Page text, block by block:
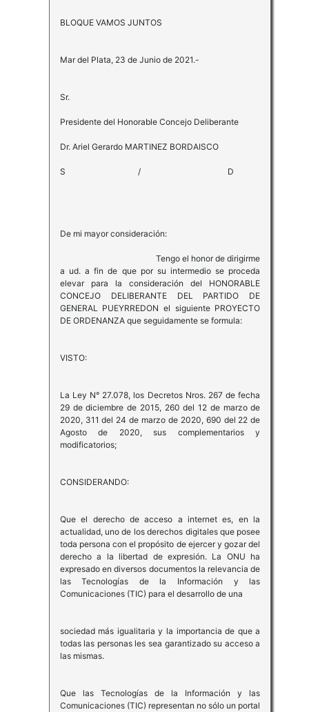
BLOQUE VAMOS JUNTOS
Mar del Plata, 23 de Junio de 2021.-
Sr.
Presidente del Honorable Concejo Deliberante
Dr. Ariel Gerardo MARTINEZ BORDAISCO
S / D
De mi mayor consideración:
Tengo el honor de dirigirme
a ud. a fin de que por su intermedio se proceda
elevar para la consideración del HONORABLE
CONCEJO DELIBERANTE DEL PARTIDO DE
GENERAL PUEYRREDON el siguiente PROYECTO
DE ORDENANZA que seguidamente se formula:
VISTO:
La Ley N° 27.078, los Decretos Nros. 267 de fecha
29 de diciembre de 2015, 260 del 12 de marzo de
2020, 311 del 24 de marzo de 2020, 690 del 22 de
Agosto de 2020, sus complementarios y
modificatorios;
CONSIDERANDO:
Que el derecho de acceso a internet es, en la
actualidad, uno de los derechos digitales que posee
toda persona con el propósito de ejercer y gozar del
derecho a la libertad de expresión. La ONU ha
expresado en diversos documentos la relevancia de
las Tecnologías de la Información y las
Comunicaciones (TIC) para el desarrollo de una
sociedad más igualitaria y la importancia de que a
todas las personas les sea garantizado su acceso a
las mismas.
Que las Tecnologías de la Información y las
Comunicaciones (TIC) representan no sólo un portal